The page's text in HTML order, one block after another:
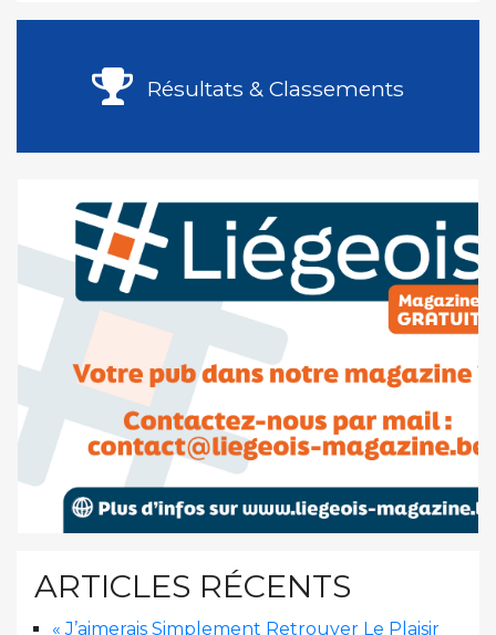
Résultats & Classements
ARTICLES RÉCENTS
« J’aimerais Simplement Retrouver Le Plaisir